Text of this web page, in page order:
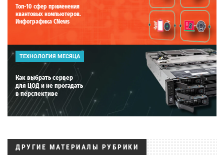
Топ-10 сфер применения
квантовых компьютеров.
Инфографика CNews
ТЕХНОЛОГИЯ МЕСЯЦА
Как выбрать сервер
для ЦОД и не прогадать
в перспективе
ДРУГИЕ МАТЕРИАЛЫ РУБРИКИ